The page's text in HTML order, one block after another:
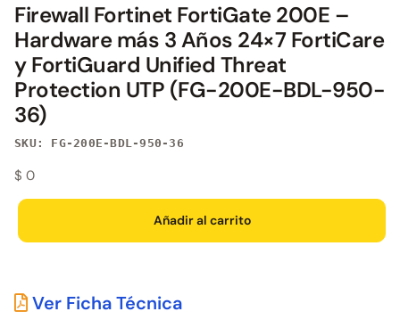
Firewall Fortinet FortiGate 200E –
Hardware más 3 Años 24×7 FortiCare
y FortiGuard Unified Threat
Protection UTP (FG-200E-BDL-950-
36)
SKU: FG-200E-BDL-950-36
$ 0
Añadir al carrito
Ver Ficha Técnica